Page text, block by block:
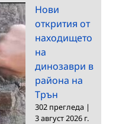
Нови
открития от
находището
на
динозаври в
района на
Трън
302 прегледа |
3 август 2026 г.